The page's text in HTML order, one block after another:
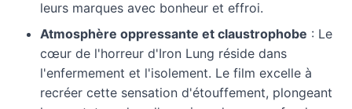
leurs marques avec bonheur et effroi.
Atmosphère oppressante et claustrophobe : Le
cœur de l'horreur d'Iron Lung réside dans
l'enfermement et l'isolement. Le film excelle à
recréer cette sensation d'étouffement, plongeant